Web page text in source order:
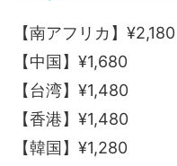
【南アフリカ】¥2,180
【中国】¥1,680
【台湾】¥1,480
【香港】¥1,480
【韓国】¥1,280